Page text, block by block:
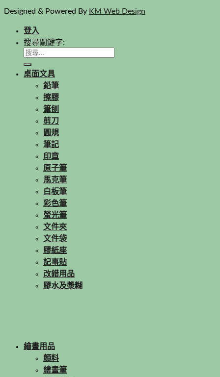
Designed & Powered By KM Web Design
登入
搜尋關鍵字:
桌面文具
鉛筆
擦膠
筆刨
剪刀
圓規
筆記
印章
原子筆
馬克筆
白板筆
彩色筆
螢光筆
文件夾
文件袋
膠紙座
記事貼
改錯用品
膠水及漿糊
繪畫用品
顏料
繪畫筆